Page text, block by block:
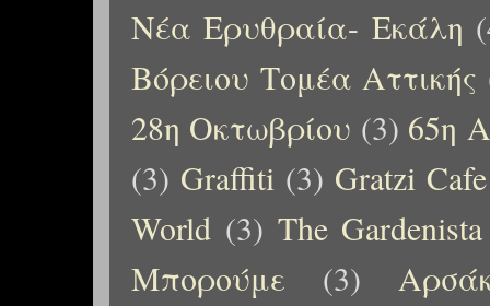
Νέα Ερυθραία- Εκάλη
Βόρειου Τομέα Αττικής
28η Οκτωβρίου (3) 65η
(3) Graffiti (3) Gratzi Cafe
World (3) The Gardenista
Μπορούμε
(3)